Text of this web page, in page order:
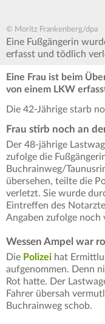
© Moritz Frankenberg/dpa
Eine Fußgängerin
erfasst und tödlich
Eine Frau ist beim
von einem LKW
Die 42-Jährige starb
Frau stirb noch an
Der 48-jährige
zufolge die
Buchrainweg/
übersehen, teilte die
verletzt. Sie wurde
Eintreffen des
Angaben zufolge noch
Wessen Ampel war
Die Polizei hat
aufgenommen. Denn
Rot hatte. Der
Fahrer übersah
Buchrainweg schob.